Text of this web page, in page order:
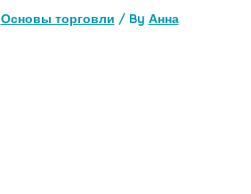
Основы торговли / By Анна